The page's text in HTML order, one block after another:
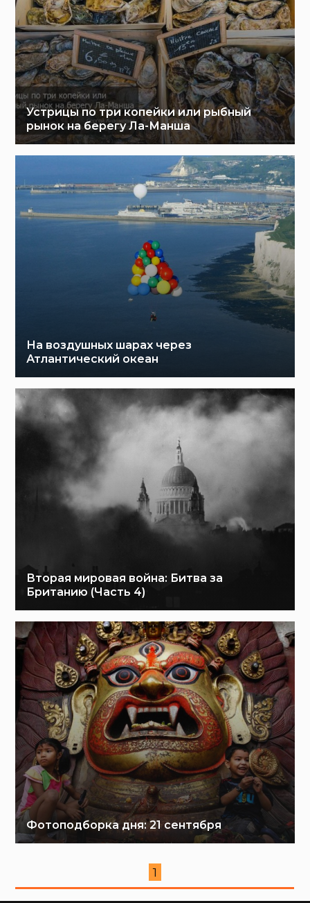
Устрицы по три копейки или рыбный
рынок на берегу Ла-Манша
На воздушных шарах через
Атлантический океан
Вторая мировая война: Битва за
Британию (Часть 4)
Фотоподборка дня: 21 сентября
1